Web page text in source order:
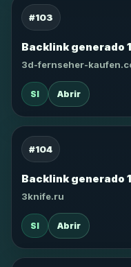
#103
Backlink generado
3d-fernseher-
SI Abrir
#104
Backlink generado
3knife.ru
SI Abrir